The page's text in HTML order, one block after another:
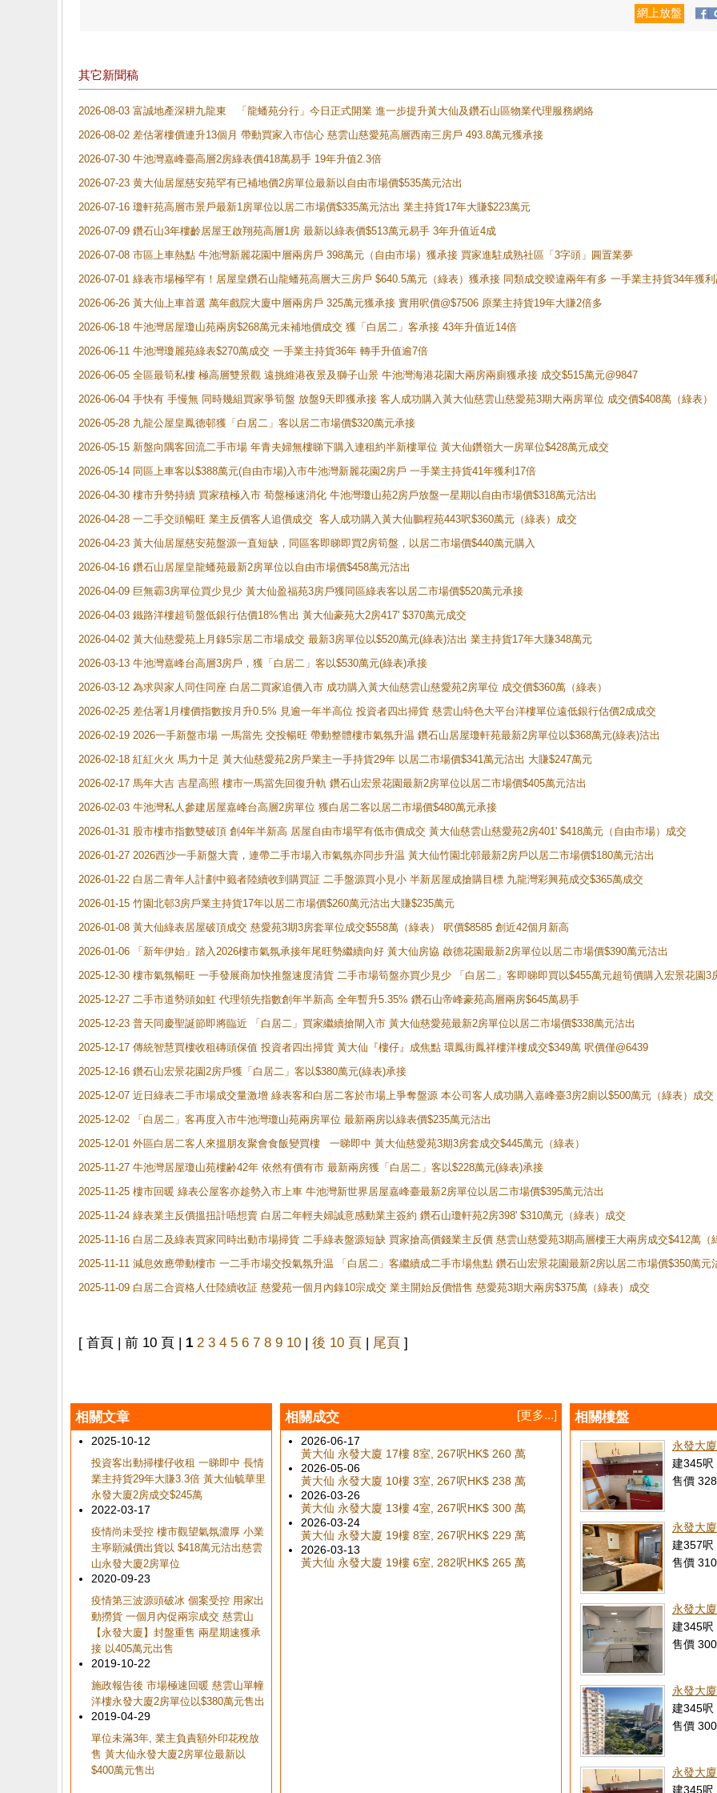
網上放盤
其它新聞稿
2026-08-03 富誠地產深耕九龍東 「龍蟠苑分行」今日正式開業 進一步提升黃大仙及鑽石山區物業代理服務網絡
2026-08-02 差估署樓價連升13個月 帶動買家入市信心 慈雲山慈愛苑高層西南三房戶 493.8萬元獲承接
2026-07-30 牛池灣嘉峰臺高層2房綠表價418萬易手 19年升值2.3倍
2026-07-23 黄大仙居屋慈安苑罕有已補地價2房單位最新以自由市場價$535萬元沽出
2026-07-16 瓊軒苑高層市景戶最新1房單位以居二市場價$335萬元沽出 業主持貨17年大賺$223萬元
2026-07-09 鑽石山3年樓齡居屋王啟翔苑高層1房 最新以綠表價$513萬元易手 3年升值近4成
2026-07-08 市區上車熱點 牛池灣新麗花園中層兩房戶 398萬元（自由市場）獲承接 買家進駐成熟社區「3字頭」圓置業夢
2026-07-01 綠表市場極罕有！居屋皇鑽石山龍蟠苑高層大三房戶 $640.5萬元（綠表）獲承接 同類成交暌違兩年有多 一手業主持貨34年獲
2026-06-26 黃大仙上車首選 萬年戲院大廈中層兩房戶 325萬元獲承接 實用呎價@$7506 原業主持貨19年大賺2倍多
2026-06-18 牛池灣居屋瓊山苑兩房$268萬元未補地價成交 獲「白居二」客承接 43年升值近14倍
2026-06-11 牛池灣瓊麗苑綠表$270萬成交 一手業主持貨36年 轉手升值逾7倍
2026-06-05 全區最筍私樓 極高層雙景觀 遠挑維港夜景及獅子山景 牛池灣海港花園大兩房兩廁獲承接 成交$515萬元@9847
2026-06-04 手快有 手慢無 同時幾組買家爭筍盤 放盤9天即獲承接 客人成功購入黃大仙慈雲山慈愛苑3期大兩房單位 成交價$408萬（綠表）
2026-05-28 九龍公屋皇鳳德邨獲「白居二」客以居二市場價$320萬元承接
2026-05-15 新盤向隅客回流二手市場 年青夫婦無樓睇下購入連租約半新樓單位 黃大仙鑽嶺大一房單位$428萬元成交
2026-05-14 同區上車客以$388萬元(自由市場)入市牛池灣新麗花園2房戶 一手業主持貨41年獲利17倍
2026-04-30 樓市升勢持續 買家積極入市 荀盤極速消化 牛池灣瓊山苑2房戶放盤一星期以自由市場價$318萬元沽出
2026-04-28 一二手交頭暢旺 業主反價客人追價成交 客人成功購入黃大仙鵬程苑443呎$360萬元（綠表）成交
2026-04-23 黃大仙居屋慈安苑盤源一直短缺，同區客即睇即買2房筍盤，以居二市場價$440萬元購入
2026-04-16 鑽石山居屋皇龍蟠苑最新2房單位以自由市場價$458萬元沽出
2026-04-09 巨無霸3房單位買少見少 黃大仙盈福苑3房戶獲同區綠表客以居二市場價$520萬元承接
2026-04-03 鐵路洋樓超筍盤低銀行估價18%售出 黃大仙豪苑大2房417' $370萬元成交
2026-04-02 黃大仙慈愛苑上月錄5宗居二市場成交 最新3房單位以$520萬元(綠表)沽出 業主持貨17年大賺348萬元
2026-03-13 牛池灣嘉峰台高層3房戶，獲「白居二」客以$530萬元(綠表)承接
2026-03-12 為求與家人同住同座 白居二買家追價入市 成功購入黃大仙慈雲山慈愛苑2房單位 成交價$360萬（綠表）
2026-02-25 差估署1月樓價指數按月升0.5% 見逾一年半高位 投資者四出掃貨 慈雲山特色大平台洋樓單位遠低銀行估價2成成交
2026-02-19 2026一手新盤市場 一馬當先 交投暢旺 帶動整體樓市氣氛升温 鑽石山居屋瓊軒苑最新2房單位以$368萬元(綠表)沽出
2026-02-18 紅紅火火 馬力十足 黃大仙慈愛苑2房戶業主一手持貨29年 以居二市場價$341萬元沽出 大賺$247萬元
2026-02-17 馬年大吉 吉星高照 樓市一馬當先回復升軌 鑽石山宏景花園最新2房單位以居二市場價$405萬元沽出
2026-02-03 牛池灣私人參建居屋嘉峰台高層2房單位 獲白居二客以居二市場價$480萬元承接
2026-01-31 股市樓市指數雙破頂 創4年半新高 居屋自由市場罕有低市價成交 黃大仙慈雲山慈愛苑2房401' $418萬元（自由市場）成交
2026-01-27 2026西沙一手新盤大賣，連帶二手市場入市氣氛亦同步升温 黃大仙竹園北邨最新2房戶以居二市場價$180萬元沽出
2026-01-22 白居二青年人計劃中籤者陸續收到購買証 二手盤源買小見小 半新居屋成搶購目標 九龍灣彩興苑成交$365萬成交
2026-01-15 竹園北邨3房戶業主持貨17年以居二市場價$260萬元沽出大賺$235萬元
2026-01-08 黃大仙綠表居屋破頂成交 慈愛苑3期3房套單位成交$558萬（綠表） 呎價$8585 創近42個月新高
2026-01-06 「新年伊始」踏入2026樓市氣氛承接年尾旺勢繼續向好 黃大仙房協 啟德花園最新2房單位以居二市場價$390萬元沽出
2025-12-30 樓市氣氛暢旺 一手發展商加快推盤速度清貨 二手市場筍盤亦買少見少 「白居二」客即睇即買以$455萬元超筍價購入宏景花園3
2025-12-27 二手市道勢頭如虹 代理領先指數創年半新高 全年暫升5.35% 鑽石山帝峰豪苑高層兩房$645萬易手
2025-12-23 普天同慶聖誕節即將臨近 「白居二」買家繼續搶閘入市 黃大仙慈愛苑最新2房單位以居二市場價$338萬元沽出
2025-12-17 傳統智慧買樓收租磚頭保值 投資者四出掃貨 黃大仙『樓仔』成焦點 環鳳街鳳祥樓洋樓成交$349萬 呎價僅@6439
2025-12-16 鑽石山宏景花園2房戶獲「白居二」客以$380萬元(綠表)承接
2025-12-07 近日綠表二手市場成交量激增 綠表客和白居二客於市場上爭奪盤源 本公司客人成功購入嘉峰臺3房2廁以$500萬元（綠表）成交
2025-12-02 「白居二」客再度入市牛池灣瓊山苑兩房單位 最新兩房以綠表價$235萬元沽出
2025-12-01 外區白居二客人來搵朋友聚會食飯變買樓 一睇即中 黃大仙慈愛苑3期3房套成交$445萬元（綠表）
2025-11-27 牛池灣居屋瓊山苑樓齢42年 依然有價有市 最新兩房獲「白居二」客以$228萬元(綠表)承接
2025-11-25 樓市回暖 綠表公屋客亦趁勢入市上車 牛池灣新世界居屋嘉峰臺最新2房單位以居二市場價$395萬元沽出
2025-11-24 綠表業主反價搵扭計唔想賣 白居二年輕夫婦誠意感動業主簽約 鑽石山瓊軒苑2房398' $310萬元（綠表）成交
2025-11-16 白居二及綠表買家同時出動市場掃貨 二手綠表盤源短缺 買家搶高價錢業主反價 慈雲山慈愛苑3期高層樓王大兩房成交$412萬（
2025-11-11 減息效應帶動樓市 一二手市場交投氣氛升温 「白居二」客繼續成二手市場焦點 鑽石山宏景花園最新2房以居二市場價$350萬元
2025-11-09 白居二合資格人仕陸續收証 慈愛苑一個月內錄10宗成交 業主開始反價惜售 慈愛苑3期大兩房$375萬（綠表）成交
[ 首頁 | 前 10 頁 | 1 2 3 4 5 6 7 8 9 10 | 後 10 頁 | 尾頁 ]
相關文章
2025-10-12
投資客出動掃樓仔收租 一睇即中 長情
業主持貨29年大賺3.3倍 黃大仙毓華里
永發大廈2房成交$245萬
2022-03-17
疫情尚未受控 樓市觀望氣氛濃厚 小業
主寧願減價出貨以 $418萬元沽出慈雲
山永發大廈2房單位
2020-09-23
疫情第三波源頭破冰 個案受控 用家出
動撈貨 一個月內促兩宗成交 慈雲山
【永發大廈】封盤重售 兩星期速獲承
接 以405萬元出售
2019-10-22
施政報告後 市場極速回暖 慈雲山單幢
洋樓永發大廈2房單位以$380萬元售出
2019-04-29
單位未滿3年, 業主負責額外印花稅放
售 黃大仙永發大廈2房單位最新以
$400萬元售出
相關成交 [更多...]
2026-06-17
黃大仙 永發大廈 17樓 8室, 267呎HK$ 260 萬
2026-05-06
黃大仙 永發大廈 10樓 3室, 267呎HK$ 238 萬
2026-03-26
黃大仙 永發大廈 13樓 4室, 267呎HK$ 300 萬
2026-03-24
黃大仙 永發大廈 19樓 8室, 267呎HK$ 229 萬
2026-03-13
黃大仙 永發大廈 19樓 6室, 282呎HK$ 265 萬
相關樓盤
永發大廈
建345呎
售價
永發大廈
建357呎
售價
永發大廈
建345呎
售價
永發大
建345呎
售價
永發大
建345呎